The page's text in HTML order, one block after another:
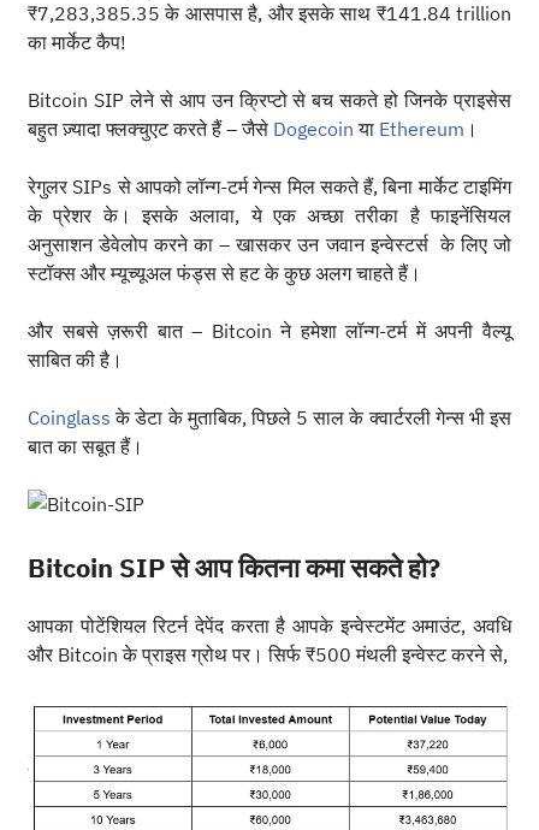
₹7,283,385.35 के आसपास है, और इसके साथ ₹141.84 trillion
का मार्केट कैप!
Bitcoin SIP लेने से आप उन क्रिप्टो से बच सकते हो जिनके प्राइसेस
बहुत ज़्यादा फ्लक्चुएट करते हैं – जैसे Dogecoin या Ethereum ।
रेगुलर SIPs से आपको लॉन्ग-टर्म गेन्स मिल सकते हैं, बिना मार्केट टाइमिंग
के प्रेशर के। इसके अलावा, ये एक अच्छा तरीका है फाइनेंसियल
अनुसाशन डेवेलोप करने का – खासकर उन जवान इन्वेस्टर्स के लिए जो
स्टॉक्स और म्यूच्यूअल फंड्स से हट के कुछ अलग चाहते हैं।
और सबसे ज़रूरी बात – Bitcoin ने हमेशा लॉन्ग-टर्म में अपनी वैल्यू
साबित की है।
Coinglass के डेटा के मुताबिक, पिछले 5 साल के क्वार्टरली गेन्स भी इस
बात का सबूत हैं।
Bitcoin SIP से आप कितना कमा सकते हो?
आपका पोटेंशियल रिटर्न देपेंद करता है आपके इन्वेस्टमेंट अमाउंट, अवधि
और Bitcoin के प्राइस ग्रोथ पर। सिर्फ ₹500 मंथली इन्वेस्ट करने से,